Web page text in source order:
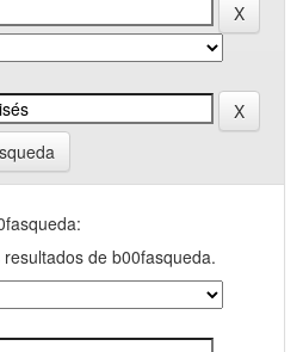
de b00fasqueda.